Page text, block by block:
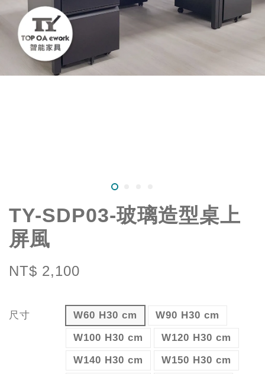
TY-SDP03-玻璃造型桌上
屏風
NT$ 2,100
尺寸 W60 H30 cm
W90 H30 cm
W100 H30 cm
W120 H30 cm
W140 H30 cm
W150 H30 cm